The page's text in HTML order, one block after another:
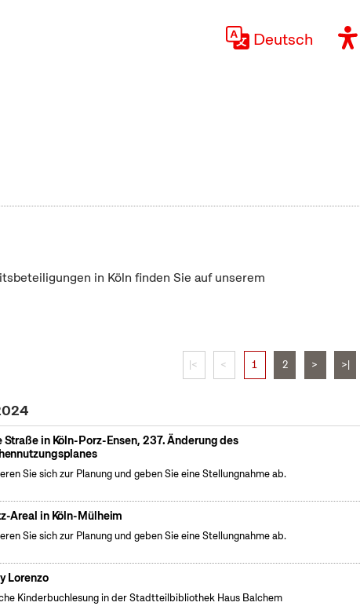
Deutsch
in Köln finden Sie auf unserem
|< < 1 2 > >|
Straße in Köln-Porz-Ensen, 237. Änderung des
Sie sich zur Planung und geben Sie eine Stellungnahme ab.
Areal in Köln-Mülheim
Sie sich zur Planung und geben Sie eine Stellungnahme ab.
Lorenzo
Kinderbuchlesung in der Stadtteilbibliothek Haus Balchem